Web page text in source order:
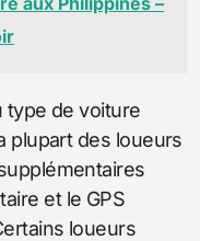
type de voiture
plupart des loueurs
et le GPS
loueurs